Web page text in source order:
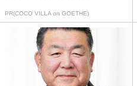
PR(COCO VILLA on GOETHE)